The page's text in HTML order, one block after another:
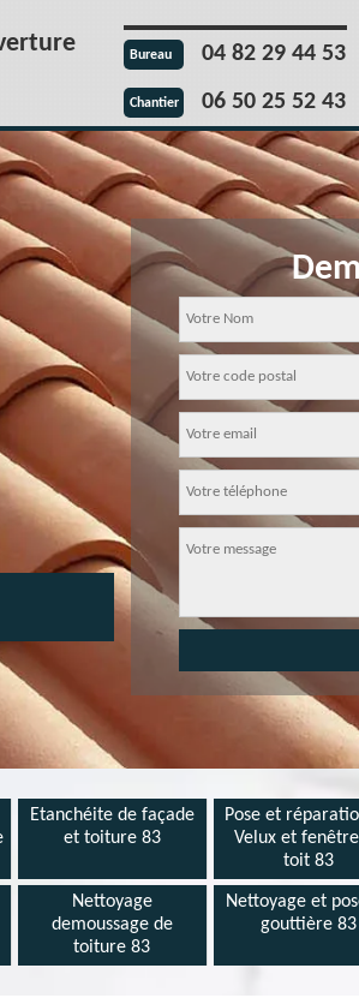
Bureau 04 82 29 44 53
Chantier 06 50 25 52 43
Etanchéite de façade
et toiture 83
Pose et
Velux et
toit 83
Nettoyage
demoussage de
toiture 83
Nettoyage et
gouttière 83